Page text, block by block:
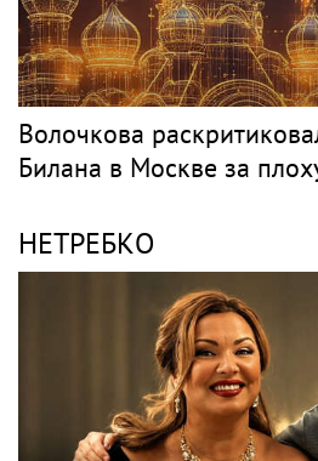
Волочкова
Билана в Москве за
НЕТРЕБКО